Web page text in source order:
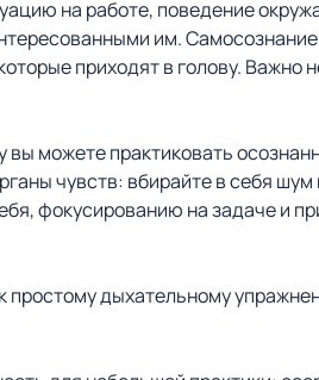
на работе, поведение
им.
приходят в голову. Важно
можете практиковать
чувств: вбирайте в себя
фокусированию на задаче и
простому дыхательному